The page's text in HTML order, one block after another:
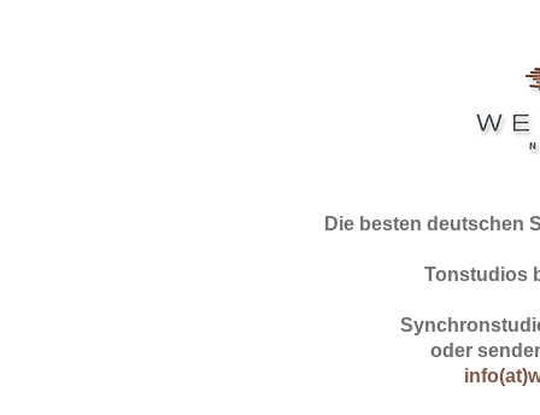
Die besten deutschen
Tonstudios
oder